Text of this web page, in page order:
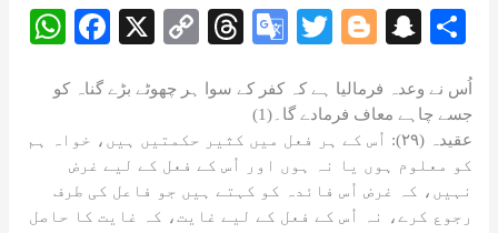
W
h
at
s
A
p
F
a
c
e
b
o
X C
o
p
y
Li
n
T
h
re
a
d
s
G
o
o
gl
e
Tr
T
w
itt
er
Bl
o
g
g
er
S
n
a
p
c
h
e
اُس نے وعدہ فرمالیا ہے کہ کفر کے سوا ہر چھوٹے بڑے گناہ کو
جسے چاہے معاف فرمادے گا۔(1)
عقیدہ (۲۹): اُس کے ہر فعل میں کثیر حکمتیں ہیں، خواہ ہم
کو معلوم ہوں یا نہ ہوں اور اُس کے فعل کے لیے غرض
نہیں، کہ غرض اُس فائدہ کو کہتے ہیں جو فاعل کی طرف
رجوع کرے، نہ اُس کے فعل کے لیے غایت، کہ غایت کا حاصل